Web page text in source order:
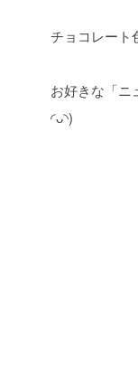
チョコレート
お好きな「ニ
◜ᴗ◝)